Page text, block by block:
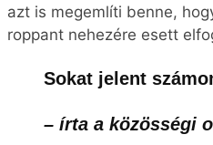
azt is megemlíti benne,
roppant nehezére esett
Sokat jelent
– írta a közösségi